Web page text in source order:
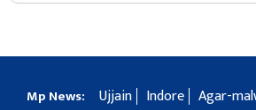
Mp News: Ujjain Indore Agar-